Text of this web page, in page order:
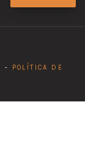
-
POLÍTICA DE